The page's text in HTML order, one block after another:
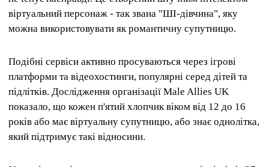
віртуальний персонаж - так звана "ШІ-дівчина", яку
можна використовувати як романтичну супутницю.
Подібні сервіси активно просуваються через ігрові
платформи та відеохостинги, популярні серед дітей та
підлітків. Дослідження організації Male Allies UK
показало, що кожен п'ятий хлопчик віком від 12 до 16
років або має віртуальну супутницю, або знає однолітка,
який підтримує такі відносини.